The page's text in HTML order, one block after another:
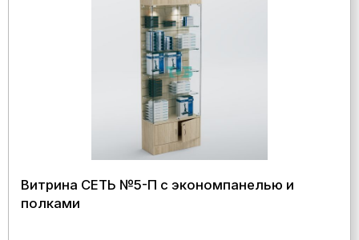
Витрина СЕТЬ №5-П с экономпанелью и
полками